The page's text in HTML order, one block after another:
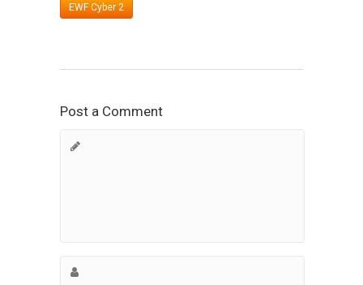
EWF Cyber 2
Post a Comment